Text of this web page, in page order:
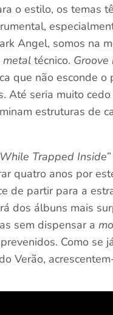
o estilo, os temas
Angel, somos na
metal técnico.
que não esconde
Até seria muito
estruturas de
While Trapped Inside
quatro anos por
de partir para a
dos álbuns mais
sem dispensar a
Como se
Verão,